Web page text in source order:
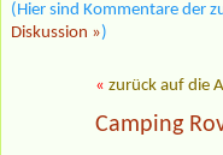
(Hier sind Kommentare der
Diskussion »)
« zurück auf die
Camping